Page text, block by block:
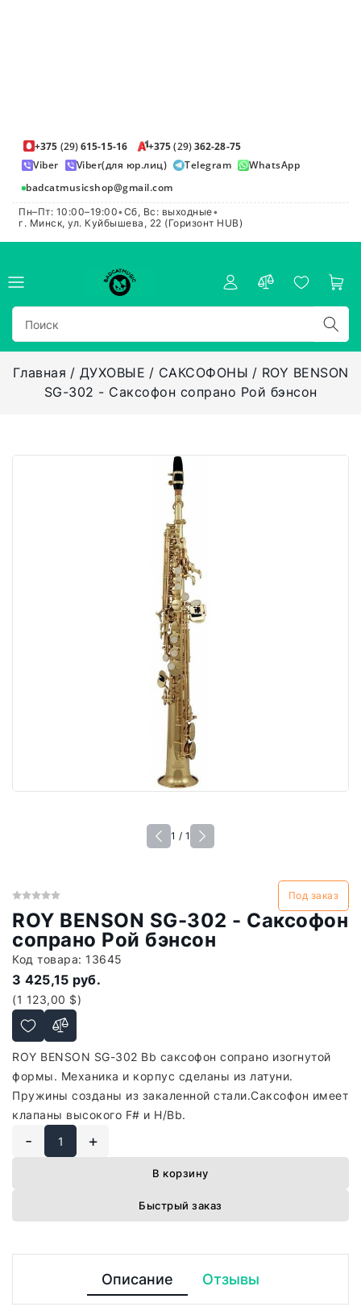
+375 (29)615-15-16 +375(29)362-28-75
Viber
Viber(для юр.лиц) Telegram
WhatsApp
badcatmusicshop@gmail.com
Пн–Пт: 10:00–19:00•Сб, Вс: выходные•
г. Минск, ул. Куйбышева, 22 (Горизонт HUB)
Главная ДУХОВЫЕ САКСОФОНЫ
ROY BENSON
SG-302 - Саксофон сопрано Рой бэнсон
1 / 1
Под заказ
ROY BENSON SG-302 - Саксофон
сопрано Рой бэнсон
Код товара: 13645
3 425,15 руб.
(1 123,00 $)
ROY BENSON SG-302 Bb саксофон сопрано изогнутой
формы. Механика и корпус сделаны из латуни.
Пружины созданы из закаленной стали.Саксофон имеет
клапаны высокого F# и H/Bb.
- +
В корзину
Быстрый заказ
Описание Отзывы